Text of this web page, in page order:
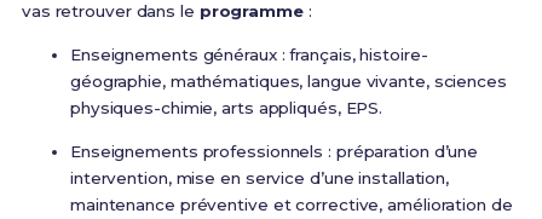
vas retrouver dans le programme:
Enseignements généraux : français, histoire-
géographie, mathématiques, langue vivante, sciences
physiques-chimie, arts appliqués, EPS.
Enseignements professionnels : préparation d’une
intervention, mise en service d’une installation,
maintenance préventive et corrective, amélioration de